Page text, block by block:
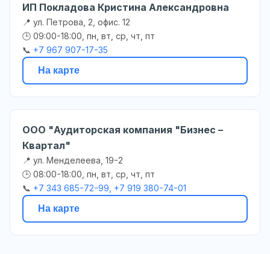
ИП Покладова Кристина Александровна
📍 ул. Петрова, 2, офис. 12
🕒 09:00-18:00, пн, вт, ср, чт, пт
📞 +7 967 907-17-35
На карте
ООО "Аудиторская компания "Бизнес –
Квартал"
📍 ул. Менделеева, 19-2
🕒 08:00-18:00, пн, вт, ср, чт, пт
📞 +7 343 685-72-99, +7 919 380-74-01
На карте